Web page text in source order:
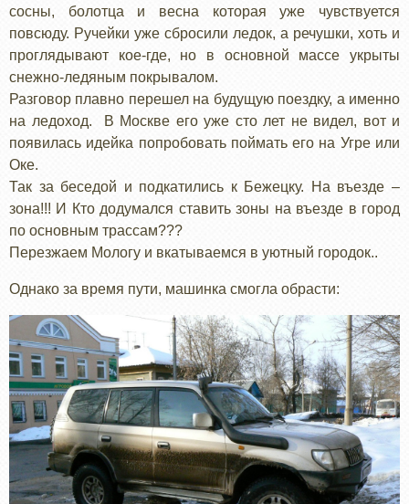
сосны, болотца и весна которая уже чувствуется
повсюду. Ручейки уже сбросили ледок, а речушки, хоть и
проглядывают кое-где, но в основной массе укрыты
снежно-ледяным покрывалом.
Разговор плавно перешел на будущую поездку, а именно
на ледоход. В Москве его уже сто лет не видел, вот и
появилась идейка попробовать поймать его на Угре или
Оке.
Так за беседой и подкатились к Бежецку. На въезде –
зона!!! И Кто додумался ставить зоны на въезде в город
по основным трассам???
Перезжаем Мологу и вкатываемся в уютный городок..
Однако за время пути, машинка смогла обрасти: